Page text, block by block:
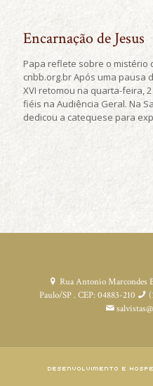
Encarnação de Jesus
Papa reflete sobre o mistério
cnbb.org.br Após uma pausa
XVI retomou na quarta-feira,
fiéis na Audiência Geral. Na
dedicou a catequese para
Rua Antonio Marcondes
Paulo/SP . CEP: 04883-210